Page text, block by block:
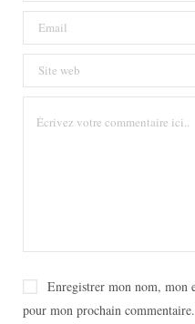
Enregistrer mon nom, mon
pour mon prochain commentaire.